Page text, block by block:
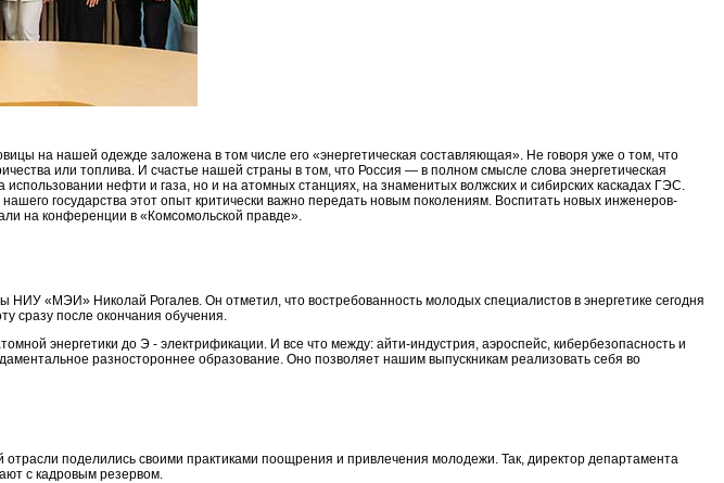
на нашей одежде заложена в том числе его «энергетическая составляющая». Не говоря уже о том, что
или топлива. И счастье нашей страны в том, что Россия — в полном смысле слова энергетическая
нефти и газа, но и на атомных станциях, на знаменитых волжских и сибирских каскадах ГЭС.
государства этот опыт критически важно передать новым поколениям. Воспитать новых инженеров-
на конференции в «Комсомольской правде».
НИУ «МЭИ» Николай Рогалев. Он отметил, что востребованность молодых специалистов в энергетике сегодня
сразу после окончания обучения.
энергетики до Э - электрификации. И все что между: айти-индустрия, аэроспейс, кибербезопасность и
разностороннее образование. Оно позволяет нашим выпускникам реализовать себя во
поделились своими практиками поощрения и привлечения молодежи. Так, директор департамента
с кадровым резервом.